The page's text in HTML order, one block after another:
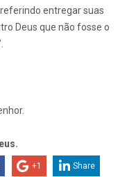
entregar suas
Deus que não fosse o
+1 Share